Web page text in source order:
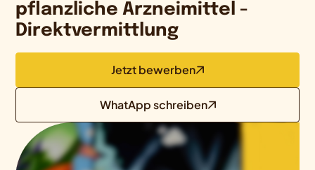
pflanzliche Arzneimittel -
Direktvermittlung
Jetzt bewerben
WhatApp schreiben